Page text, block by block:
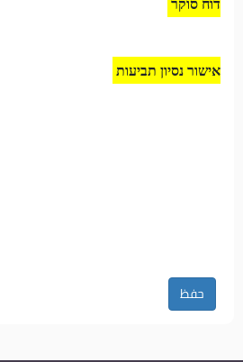
אישור נסיון תביעות
حفظ